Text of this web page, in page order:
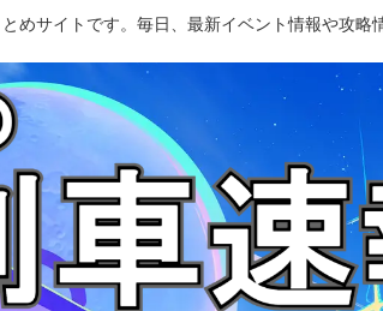
めサイトです。毎日、最新イベント情報や攻略